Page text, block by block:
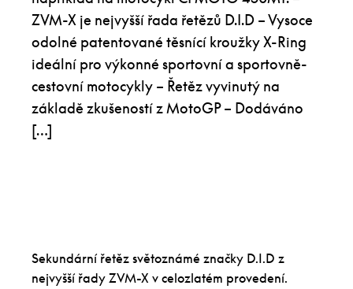
ZVM-X je nejvyšší řada řetězů D.I.D – Vysoce
odolné patentované těsnící kroužky X-Ring
ideální pro výkonné sportovní a sportovně-
cestovní motocykly – Řetěz vyvinutý na
základě zkušeností z MotoGP – Dodáváno
[…]
Sekundární řetěz světoznámé značky D.I.D z
nejvyšší řady ZVM-X v celozlatém provedení.